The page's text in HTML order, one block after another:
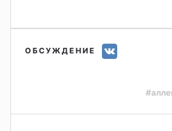
ОБСУЖДЕНИЕ